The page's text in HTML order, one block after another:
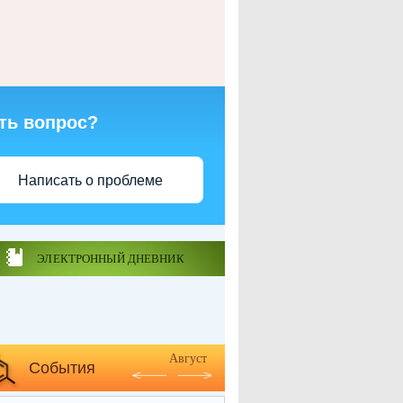
вопрос?
Написать о проблеме
ЭЛЕКТРОННЫЙ ДНЕВНИК
События
Август